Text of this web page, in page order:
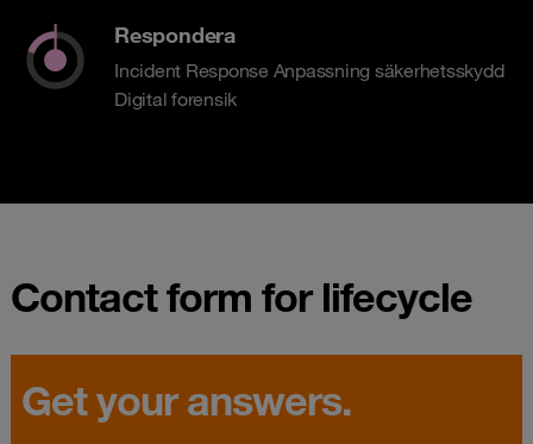
Respondera
Incident Response Anpassning säkerhetsskydd
Digital forensik
Contact form for lifecycle
Get your answers.